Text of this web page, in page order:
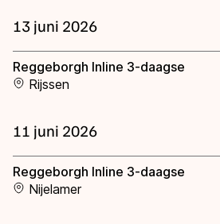
Waar kan ik schaatsen en skaten?
Livestreams
Winacties
Olympische Spelen
Medaille overzicht
Medaillespiegel
Olympische uitslagen
Van Jong tot Goud verhalen
13 juni 2026
Reggeborgh Inline 3-daagse
Rijssen
11 juni 2026
Reggeborgh Inline 3-daagse
Nijelamer